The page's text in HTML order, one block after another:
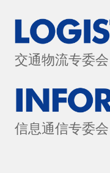
交通物流专委会
信息通信专委会